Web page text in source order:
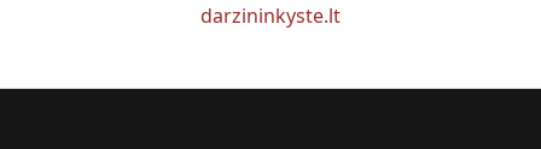
darzininkyste.lt